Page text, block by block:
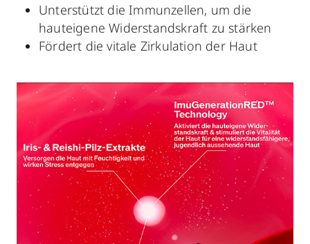
Unterstützt die Immunzellen, um die
hauteigene Widerstandskraft zu stärken
Fördert die vitale Zirkulation der Haut